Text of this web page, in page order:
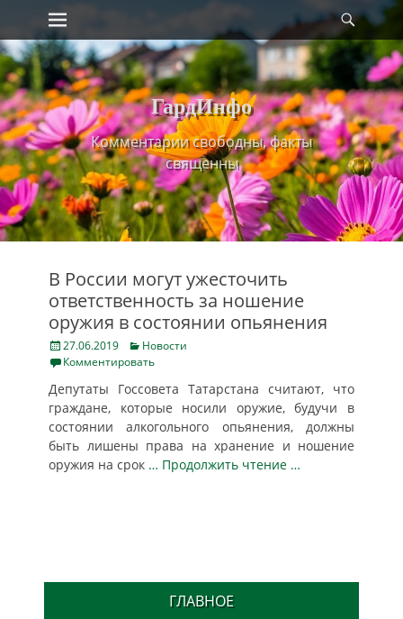
Skip
to
content
Primary Menu
ГардИнфо
Комментарии свободны, факты
священны
В России могут ужесточить
ответственность за ношение
оружия в состоянии опьянения
Posted
on
27.06.2019 Categories
Новости
Комментировать
Депутаты Госсовета Татарстана считают, что
граждане, которые носили оружие, будучи в
состоянии алкогольного опьянения, должны
быть лишены права на хранение и ношение
оружия на срок … Продолжить чтение …
ГЛАВНОЕ